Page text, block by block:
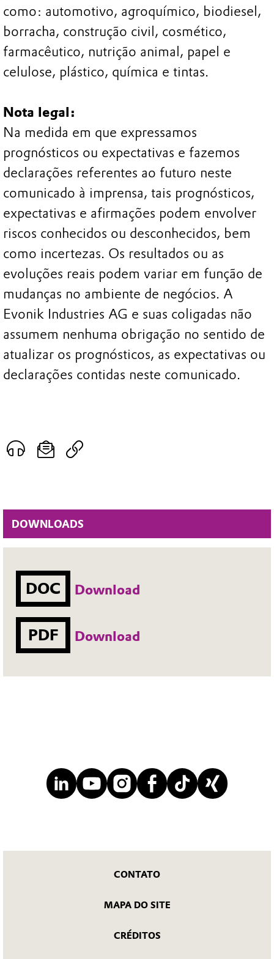
DOWNLOADS
DOC Download
PDF Download
como: automotivo, agroquímico, biodiesel,
borracha, construção civil, cosmético,
farmacêutico, nutrição animal, papel e
celulose, plástico, química e tintas.
Nota legal:
Na medida em que expressamos
prognósticos ou expectativas e fazemos
declarações referentes ao futuro neste
comunicado à imprensa, tais prognósticos,
expectativas e afirmações podem envolver
riscos conhecidos ou desconhecidos, bem
como incertezas. Os resultados ou as
evoluções reais podem variar em função de
mudanças no ambiente de negócios. A
Evonik Industries AG e suas coligadas não
assumem nenhuma obrigação no sentido de
atualizar os prognósticos, as expectativas ou
declarações contidas neste comunicado.
CONTATO
MAPA DO SITE
CRÉDITOS